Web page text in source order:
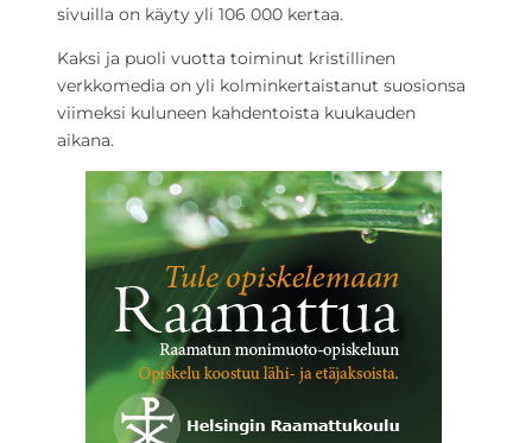
sivuilla on käyty yli 106 000 kertaa.
Kaksi ja puoli vuotta toiminut kristillinen
verkkomedia on yli kolminkertaistanut suosionsa
viimeksi kuluneen kahdentoista kuukauden
aikana.